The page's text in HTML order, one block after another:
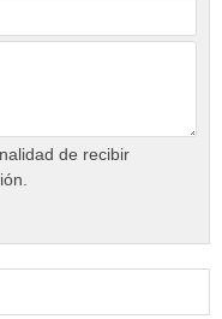
de recibir